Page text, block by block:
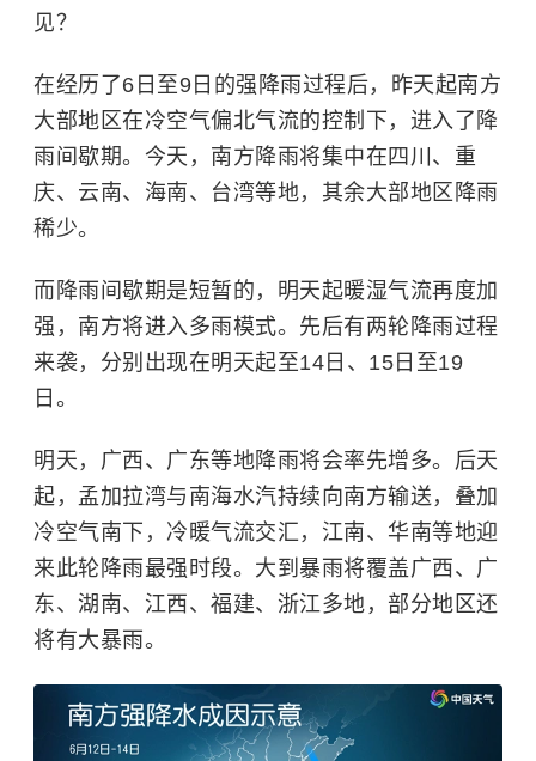
见？
在经历了6日至9日的强降雨过程后，昨天起南方
大部地区在冷空气偏北气流的控制下，进入了降
雨间歇期。今天，南方降雨将集中在四川、重
庆、云南、海南、台湾等地，其余大部地区降雨
稀少。
而降雨间歇期是短暂的，明天起暖湿气流再度加
强，南方将进入多雨模式。先后有两轮降雨过程
来袭，分别出现在明天起至14日、15日至19
日。
明天，广西、广东等地降雨将会率先增多。后天
起，孟加拉湾与南海水汽持续向南方输送，叠加
冷空气南下，冷暖气流交汇，江南、华南等地迎
来此轮降雨最强时段。大到暴雨将覆盖广西、广
东、湖南、江西、福建、浙江多地，部分地区还
将有大暴雨。